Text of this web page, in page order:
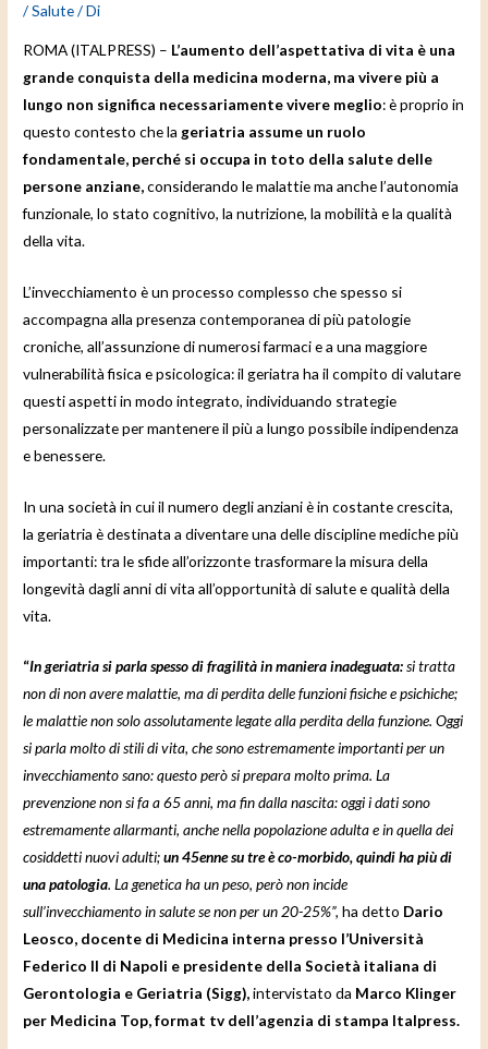
/Salute/ Di
ROMA (ITALPRESS) – L’aumento dell’aspettativa di vita è una
grande conquista della medicina moderna, ma vivere più a
lungo non significa necessariamente vivere meglio: è proprio in
questo contesto che la geriatria assume un ruolo
fondamentale, perché si occupa in toto della salute delle
persone anziane,considerando le malattie ma anche l’autonomia
funzionale, lo stato cognitivo, la nutrizione, la mobilità e la qualità
della vita.
L’invecchiamento è un processo complesso che spesso si
accompagna alla presenza contemporanea di più patologie
croniche, all’assunzione di numerosi farmaci e a una maggiore
vulnerabilità fisica e psicologica: il geriatra ha il compito di valutare
questi aspetti in modo integrato, individuando strategie
personalizzate per mantenere il più a lungo possibile indipendenza
e benessere.
In una società in cui il numero degli anziani è in costante crescita,
la geriatria è destinata a diventare una delle discipline mediche più
importanti: tra le sfide all’orizzonte trasformare la misura della
longevità dagli anni di vita all’opportunità di salute e qualità della
vita.
“In geriatria si parla spesso di fragilità in maniera inadeguata:si tratta
non di non avere malattie, ma di perdita delle funzioni fisiche e psichiche;
le malattie non solo assolutamente legate alla perdita della funzione. Oggi
si parla molto di stili di vita, che sono estremamente importanti per un
invecchiamento sano: questo però si prepara molto prima. La
prevenzione non si fa a 65 anni, ma fin dalla nascita: oggi i dati sono
estremamente allarmanti, anche nella popolazione adulta e in quella dei
cosiddetti nuovi adulti;un 45enne su tre è co-morbido, quindi ha più di
una patologia. La genetica ha un peso, però non incide
sull’invecchiamento in salute se non per un 20-25%”, ha detto Dario
Leosco, docente di Medicina interna presso l’Università
Federico II di Napoli e presidente della Società italiana di
Gerontologia e Geriatria (Sigg),intervistato da Marco Klinger
per Medicina Top, format tv dell’agenzia di stampa Italpress.